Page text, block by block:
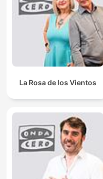
La Rosa de los Vientos